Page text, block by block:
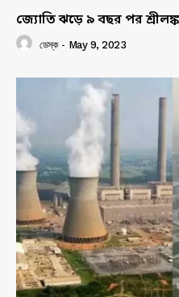
জ্যোতি ঝড়ে ৯ বছর পর
ডেস্ক - May 9, 2023